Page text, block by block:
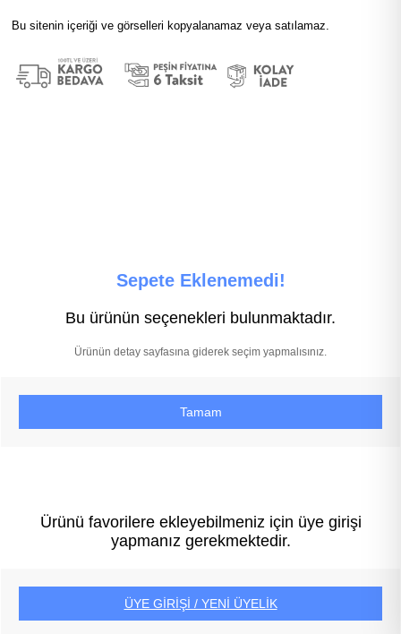
Bu sitenin içeriği ve görselleri kopyalanamaz veya satılamaz.
Sepete Eklenemedi!
Bu ürünün seçenekleri bulunmaktadır.
Ürünün detay sayfasına giderek seçim yapmalısınız.
Tamam
Ürünü favorilere ekleyebilmeniz için üye girişi
yapmanız gerekmektedir.
ÜYE GİRİŞİ / YENİ ÜYELİK